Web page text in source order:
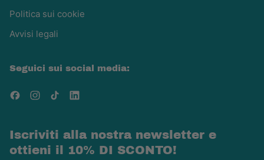
Politica sui cookie
Avvisi legali
Seguici sui social media:
FacebookInstagram
TikTok
Iscriviti alla nostra newsletter e
ottieni il 10% DI SCONTO!